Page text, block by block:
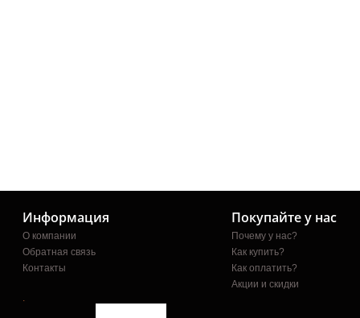
Информация
О компании
Обратная связь
Контакты
Покупайте у нас
Почему у нас?
Как купить?
Как оплатить?
Акции и скидки
.